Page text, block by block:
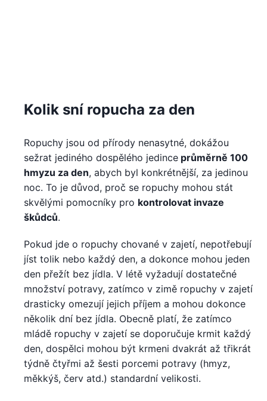
Kolik sní ropucha za den
Ropuchy jsou od přírody nenasytné, dokážou
sežrat jediného dospělého jedince průměrně 100
hmyzu za den, abych byl konkrétnější, za jedinou
noc. To je důvod, proč se ropuchy mohou stát
skvělými pomocníky pro kontrolovat invaze
škůdců.
Pokud jde o ropuchy chované v zajetí, nepotřebují
jíst tolik nebo každý den, a dokonce mohou jeden
den přežít bez jídla. V létě vyžadují dostatečné
množství potravy, zatímco v zimě ropuchy v zajetí
drasticky omezují jejich příjem a mohou dokonce
několik dní bez jídla. Obecně platí, že zatímco
mládě ropuchy v zajetí se doporučuje krmit každý
den, dospělci mohou být krmeni dvakrát až třikrát
týdně čtyřmi až šesti porcemi potravy (hmyz,
měkkýš, červ atd.) standardní velikosti.